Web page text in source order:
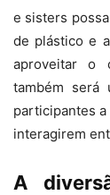
e sisters
de plástico e
aproveitar o
também será
participantes
interagirem
A